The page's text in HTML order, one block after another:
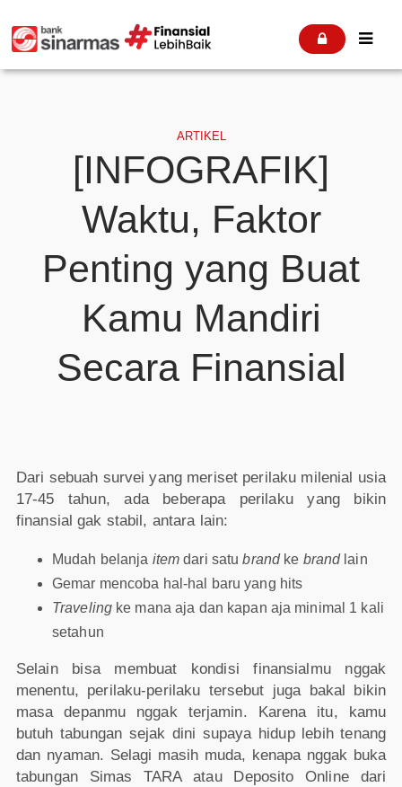
 
ARTIKEL
[INFOGRAFIK]
Waktu, Faktor
Penting yang Buat
Kamu Mandiri
Secara Finansial
Dari sebuah survei yang meriset perilaku milenial usia
17-45 tahun, ada beberapa perilaku yang bikin
finansial gak stabil, antara lain:
Mudah belanja item dari satubrandke brandlain
Gemar mencoba hal-hal baru yang hits
Traveling ke mana aja dan kapan aja minimal 1 kali
setahun
Selain bisa membuat kondisi finansialmu nggak
menentu, perilaku-perilaku tersebut juga bakal bikin
masa depanmu nggak terjamin. Karena itu, kamu
butuh tabungan sejak dini supaya hidup lebih tenang
dan nyaman. Selagi masih muda, kenapa nggak buka
tabungan Simas TARA atau Deposito Online dari